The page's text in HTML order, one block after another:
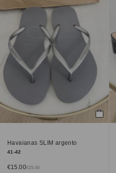
Havaianas SLIM argento
41-42
€ 25.00
€15.00